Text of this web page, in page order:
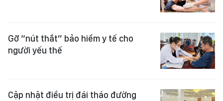
Gỡ “nút thắt” bảo hiểm y tế cho
người yếu thế
Cập nhật điều trị đái tháo đường